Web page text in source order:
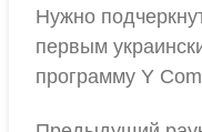
Нужно
первым
программу Y